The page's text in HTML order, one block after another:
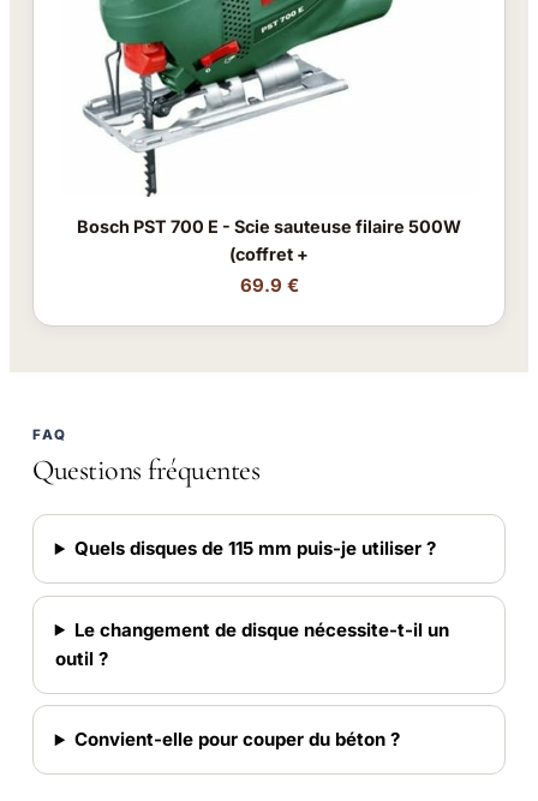
Bosch PST 700 E - Scie sauteuse filaire 500W
(coffret +
69.9 €
FAQ
Questions fréquentes
Quels disques de 115 mm puis-je utiliser ?
Le changement de disque nécessite-t-il un
outil ?
Convient-elle pour couper du béton ?